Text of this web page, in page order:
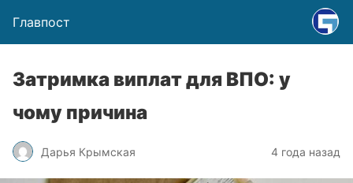
Главпост
Затримка виплат для ВПО: у
чому причина
Дарья Крымская 4 года назад